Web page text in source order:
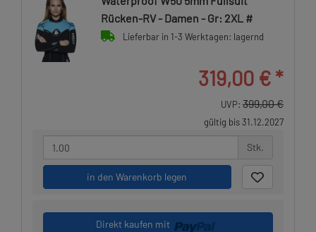
Rücken-RV - Damen - Gr: 2XL #
Lieferbar in 1-3 Werktagen: lagernd
319,00 € *
UVP: 399,00 €
gültig bis 31.12.2027
Stk.
in den Warenkorb legen
Direkt kaufen mit